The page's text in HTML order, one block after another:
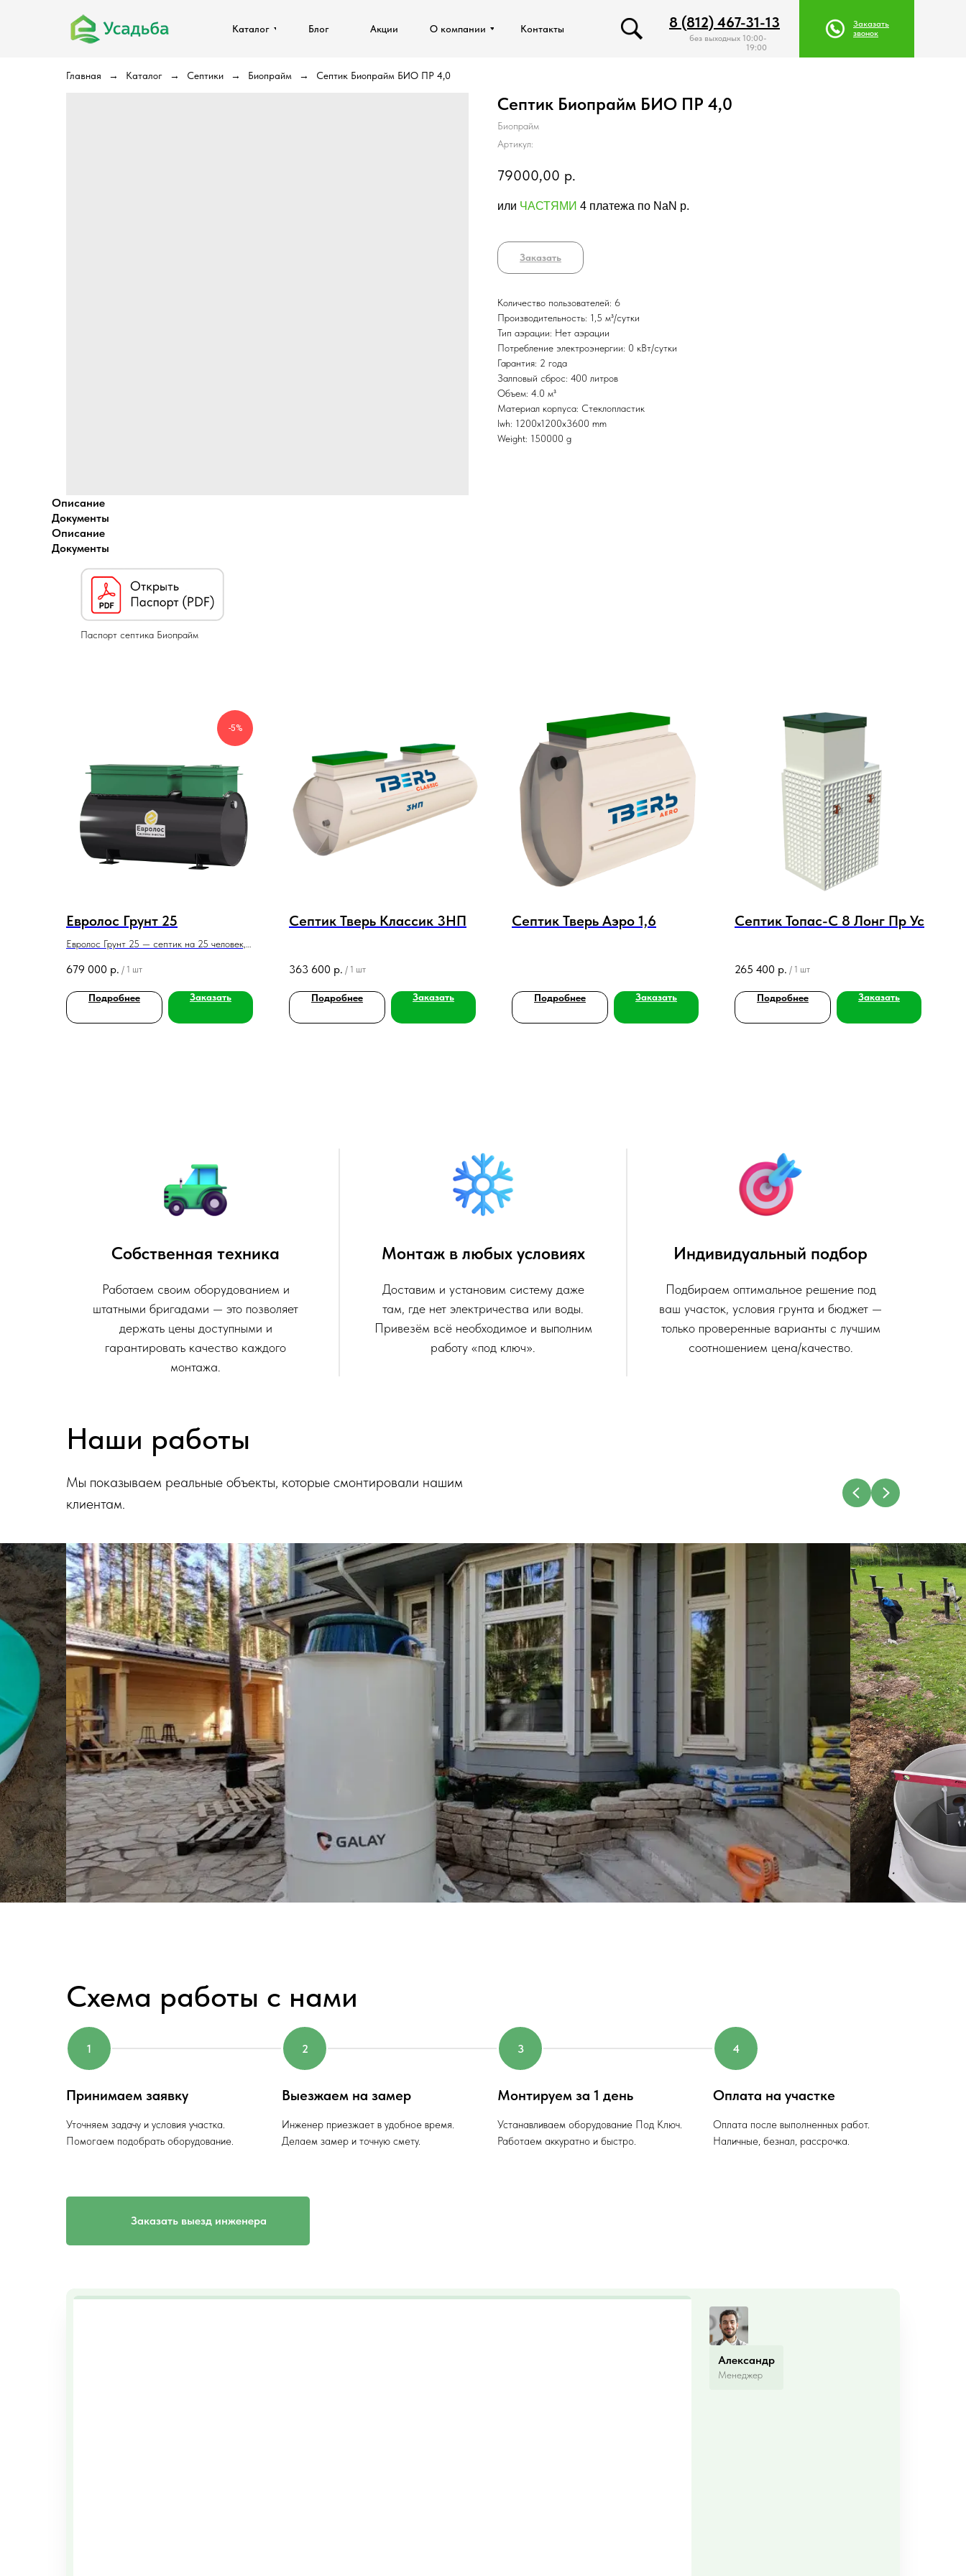
Заказать
звонок
без выходных 10:00-
19:00
8 (812) 467-31-13
Каталог О компании
Блог Акции Контакты
Заказать
звонок
8 (812) 467-31-13
Каталог О компании
Блог Акции Контакты
Главная Каталог Септики Биопрайм Септик Биопрайм БИО ПР 4,0
Септик Биопрайм БИО ПР 4,0
Биопрайм
Артикул:
79000,00 р.
или ЧАСТЯМИ 4 платежа по NaN p.
Заказать
Количество пользователей: 6
Производительность: 1,5 м³/сутки
Тип аэрации: Нет аэрации
Потребление электроэнергии: 0 кВт/сутки
Гарантия: 2 года
Залповый сброс: 400 литров
Объем: 4.0 м³
Материал корпуса: Стеклопластик
lwh: 1200x1200x3600 mm
Weight: 150000 g
Описание
Документы
Описание
Документы
Паспорт септика Биопрайм
-5%
Евролос Грунт 25
Евролос Грунт 25 — септик на 25 человек,
усиленная конструкция для сложных грунтов.
679 000 р. / 1 шт
Подробнее Заказать
Септик Тверь Классик 3НП
363 600 р. / 1 шт
Подробнее Заказать
Септик Тверь Аэро 1,6
Подробнее Заказать
Септик Топас-С 8 Лонг Пр Ус
265 400 р. / 1 шт
Подробнее Заказать
Собственная техника
Работаем своим оборудованием и
штатными бригадами — это позволяет
держать цены доступными и
гарантировать качество каждого
монтажа.
Монтаж в любых условиях
Доставим и установим систему даже
там, где нет электричества или воды.
Привезём всё необходимое и выполним
работу «под ключ».
Индивидуальный подбор
Подбираем оптимальное решение под
ваш участок, условия грунта и бюджет —
только проверенные варианты с лучшим
соотношением цена/качество.
Наши работы
Мы показываем реальные объекты, которые смонтировали нашим
клиентам.
Схема работы с нами
Принимаем заявку
Уточняем задачу и условия участка.
Помогаем подобрать оборудование.
Выезжаем на замер
Инженер приезжает в удобное время.
Делаем замер и точную смету.
Монтируем за 1 день
Устанавливаем оборудование Под Ключ.
Работаем аккуратно и быстро.
Оплата на участке
Оплата после выполненных работ.
Наличные, безнал, рассрочка.
Заказать выезд инженера
Александр
Менеджер